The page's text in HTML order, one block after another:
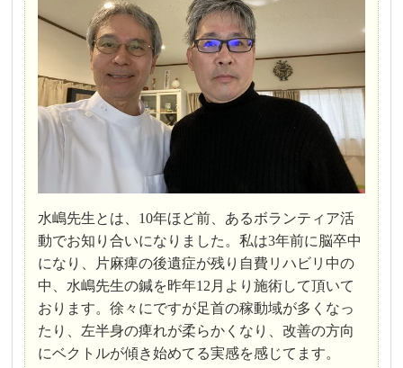
水嶋先生とは、10年ほど前、あるボランティア活
動でお知り合いになりました。私は3年前に脳卒中
になり、片麻痺の後遺症が残り自費リハビリ中の
中、水嶋先生の鍼を昨年12月より施術して頂いて
おります。徐々にですが足首の稼動域が多くなっ
たり、左半身の痺れが柔らかくなり、改善の方向
にベクトルが傾き始めてる実感を感じてます。